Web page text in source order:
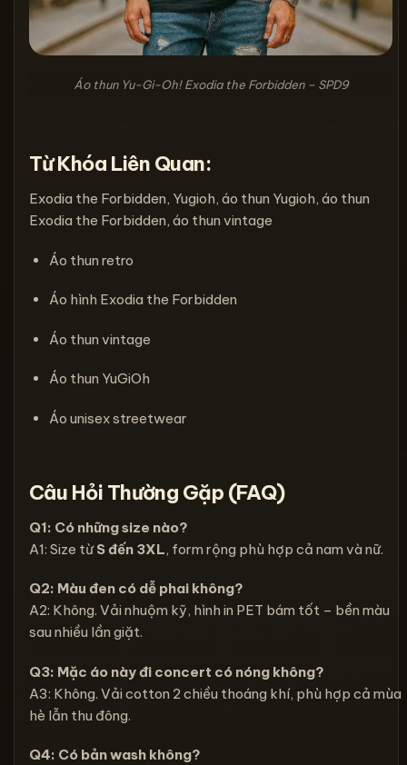
Áo thun Yu-Gi-Oh! Exodia the Forbidden – SPD9
Từ Khóa Liên Quan:
Exodia the Forbidden, Yugioh, áo thun Yugioh, áo thun
Exodia the Forbidden, áo thun vintage
Áo thun retro
Áo hình Exodia the Forbidden
Áo thun vintage
Áo thun YuGiOh
Áo unisex streetwear
Câu Hỏi Thường Gặp (FAQ)
Q1: Có những size nào?
A1: Size từS đến 3XL, form rộng phù hợp cả nam và nữ.
Q2: Màu đen có dễ phai không?
A2: Không. Vải nhuộm kỹ, hình in PET bám tốt – bền màu
sau nhiều lần giặt.
Q3: Mặc áo này đi concert có nóng không?
A3: Không. Vải cotton 2 chiều thoáng khí, phù hợp cả mùa
hè lẫn thu đông.
Q4: Có bản wash không?